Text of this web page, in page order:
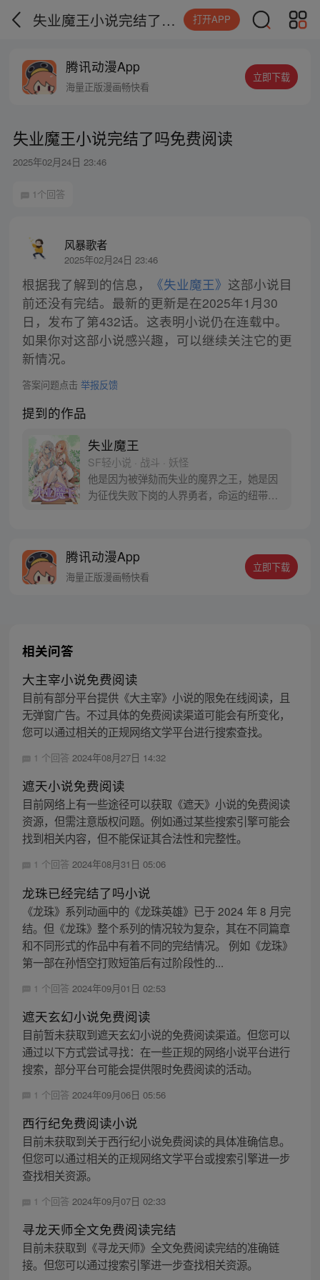
失业魔王小说完结了吗免费阅读 打开APP
腾讯动漫App
海量正版漫画畅快看
立即下载
失业魔王小说完结了吗免费阅读
2025年02月24日 23:46
1个回答
风暴歌者
2025年02月24日 23:46
根据我了解到的信息， 《失业魔王》 这部小说目
前还没有完结。最新的更新是在2025年1月30
日，发布了第432话。这表明小说仍在连载中。
如果你对这部小说感兴趣，可以继续关注它的更
新情况。
答案问题点击 举报反馈
提到的作品
失业魔王
SF轻小说 · 战斗 · 妖怪
他是因为被弹劾而失业的魔界之王，她是因
为征伐失败下岗的人界勇者，命运的纽带将
腾讯动漫App
海量正版漫画畅快看
立即下载
相关问答
大主宰小说免费阅读
目前有部分平台提供《大主宰》小说的限免在线阅读，且
无弹窗广告。不过具体的免费阅读渠道可能会有所变化，
您可以通过相关的正规网络文学平台进行搜索查找。
1 个回答 2024年08月27日 14:32
遮天小说免费阅读
目前网络上有一些途径可以获取《遮天》小说的免费阅读
资源，但需注意版权问题。例如通过某些搜索引擎可能会
找到相关内容，但不能保证其合法性和完整性。
1 个回答 2024年08月31日 05:06
龙珠已经完结了吗小说
《龙珠》系列动画中的《龙珠英雄》已于 2024 年 8 月完
结。但《龙珠》整个系列的情况较为复杂，其在不同篇章
和不同形式的作品中有着不同的完结情况。 例如《龙珠》
第一部在孙悟空打败短笛后有过阶段性的...
1 个回答 2024年09月01日 02:53
遮天玄幻小说免费阅读
目前暂未获取到遮天玄幻小说的免费阅读渠道。但您可以
通过以下方式尝试寻找：在一些正规的网络小说平台进行
搜索，部分平台可能会提供限时免费阅读的活动。
1 个回答 2024年09月06日 05:56
西行纪免费阅读小说
目前未获取到关于西行纪小说免费阅读的具体准确信息。
但您可以通过相关的正规网络文学平台或搜索引擎进一步
查找相关资源。
1 个回答 2024年09月07日 02:33
寻龙天师全文免费阅读完结
目前未获取到《寻龙天师》全文免费阅读完结的准确链
接。但您可以通过搜索引擎进一步查找相关资源。